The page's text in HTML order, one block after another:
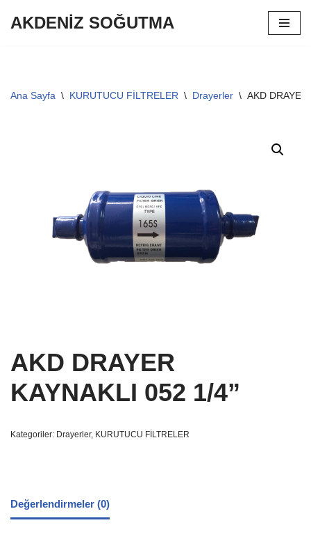
AKDENİZ SOĞUTMA
Ana Sayfa \ KURUTUCU FİLTRELER \ Drayerler \ AKD
AKD DRAYER
KAYNAKLI 052 1/4”
Kategoriler: Drayerler, KURUTUCU FİLTRELER
Değerlendirmeler (0)